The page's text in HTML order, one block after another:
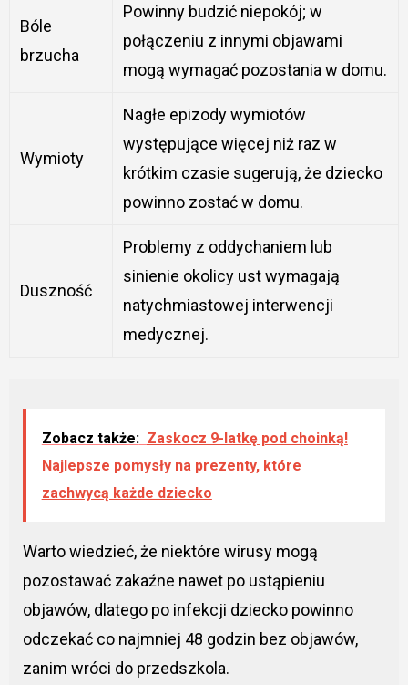
Bóle
brzucha
Powinny budzić niepokój; w
połączeniu z innymi objawami
mogą wymagać pozostania w domu.
Wymioty
Nagłe epizody wymiotów
występujące więcej niż raz w
krótkim czasie sugerują, że dziecko
powinno zostać w domu.
Duszność
Problemy z oddychaniem lub
sinienie okolicy ust wymagają
natychmiastowej interwencji
medycznej.
Zobacz także: Zaskocz 9-latkę pod choinką!
Najlepsze pomysły na prezenty, które
zachwycą każde dziecko
Warto wiedzieć, że niektóre wirusy mogą
pozostawać zakaźne nawet po ustąpieniu
objawów, dlatego po infekcji dziecko powinno
odczekać co najmniej 48 godzin bez objawów,
zanim wróci do przedszkola.